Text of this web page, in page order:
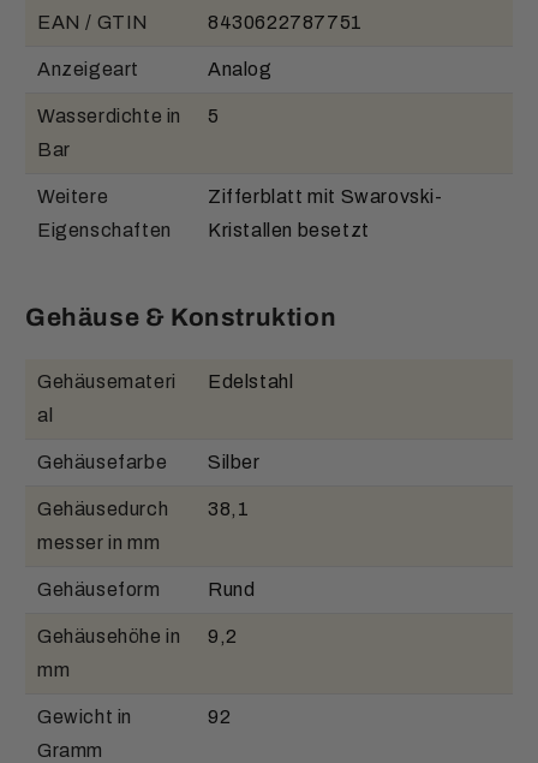
EAN / GTIN 8430622787751
Anzeigeart Analog
Wasserdichte in
Bar
5
Weitere
Eigenschaften
Zifferblatt mit Swarovski-
Kristallen besetzt
Gehäuse & Konstruktion
Gehäusemateri
al
Edelstahl
Gehäusefarbe Silber
Gehäusedurch
messer in mm
38,1
Gehäuseform Rund
Gehäusehöhe in
mm
9,2
Gewicht in
Gramm
92